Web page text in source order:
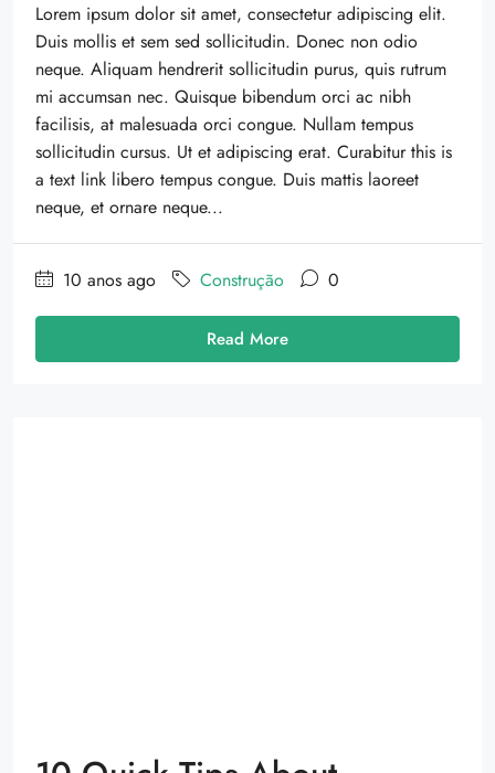
Lorem ipsum dolor sit amet, consectetur adipiscing elit.
Duis mollis et sem sed sollicitudin. Donec non odio
neque. Aliquam hendrerit sollicitudin purus, quis rutrum
mi accumsan nec. Quisque bibendum orci ac nibh
facilisis, at malesuada orci congue. Nullam tempus
sollicitudin cursus. Ut et adipiscing erat. Curabitur this is
a text link libero tempus congue. Duis mattis laoreet
neque, et ornare neque...
10 anos ago Construção 0
Read More